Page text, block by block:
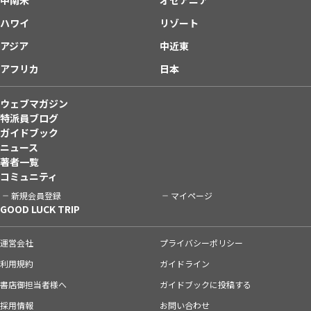
ハワイ
リゾート
アジア
中近東
アフリカ
日本
ウェブマガジン
特派員ブログ
ガイドブック
ニュース
著者一覧
コミュニティ
新規会員登録 マイページ
GOOD LUCK TRIP
運営会社
プライバシーポリシー
利用規約
ガイドライン
書店御担当者様へ
ガイドブックに投稿する
採用情報
お問い合わせ